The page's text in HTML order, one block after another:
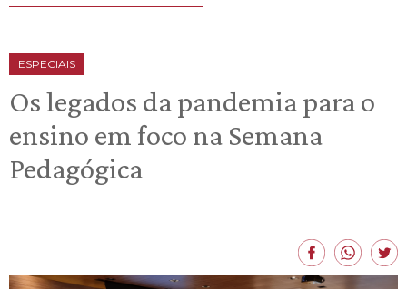
ESPECIAIS
Os legados da pandemia para o
ensino em foco na Semana
Pedagógica